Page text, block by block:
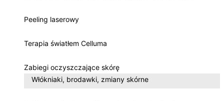
Peeling laserowy
Terapia światłem Celluma
Zabiegi oczyszczające skórę
Włókniaki, brodawki, zmiany skórne